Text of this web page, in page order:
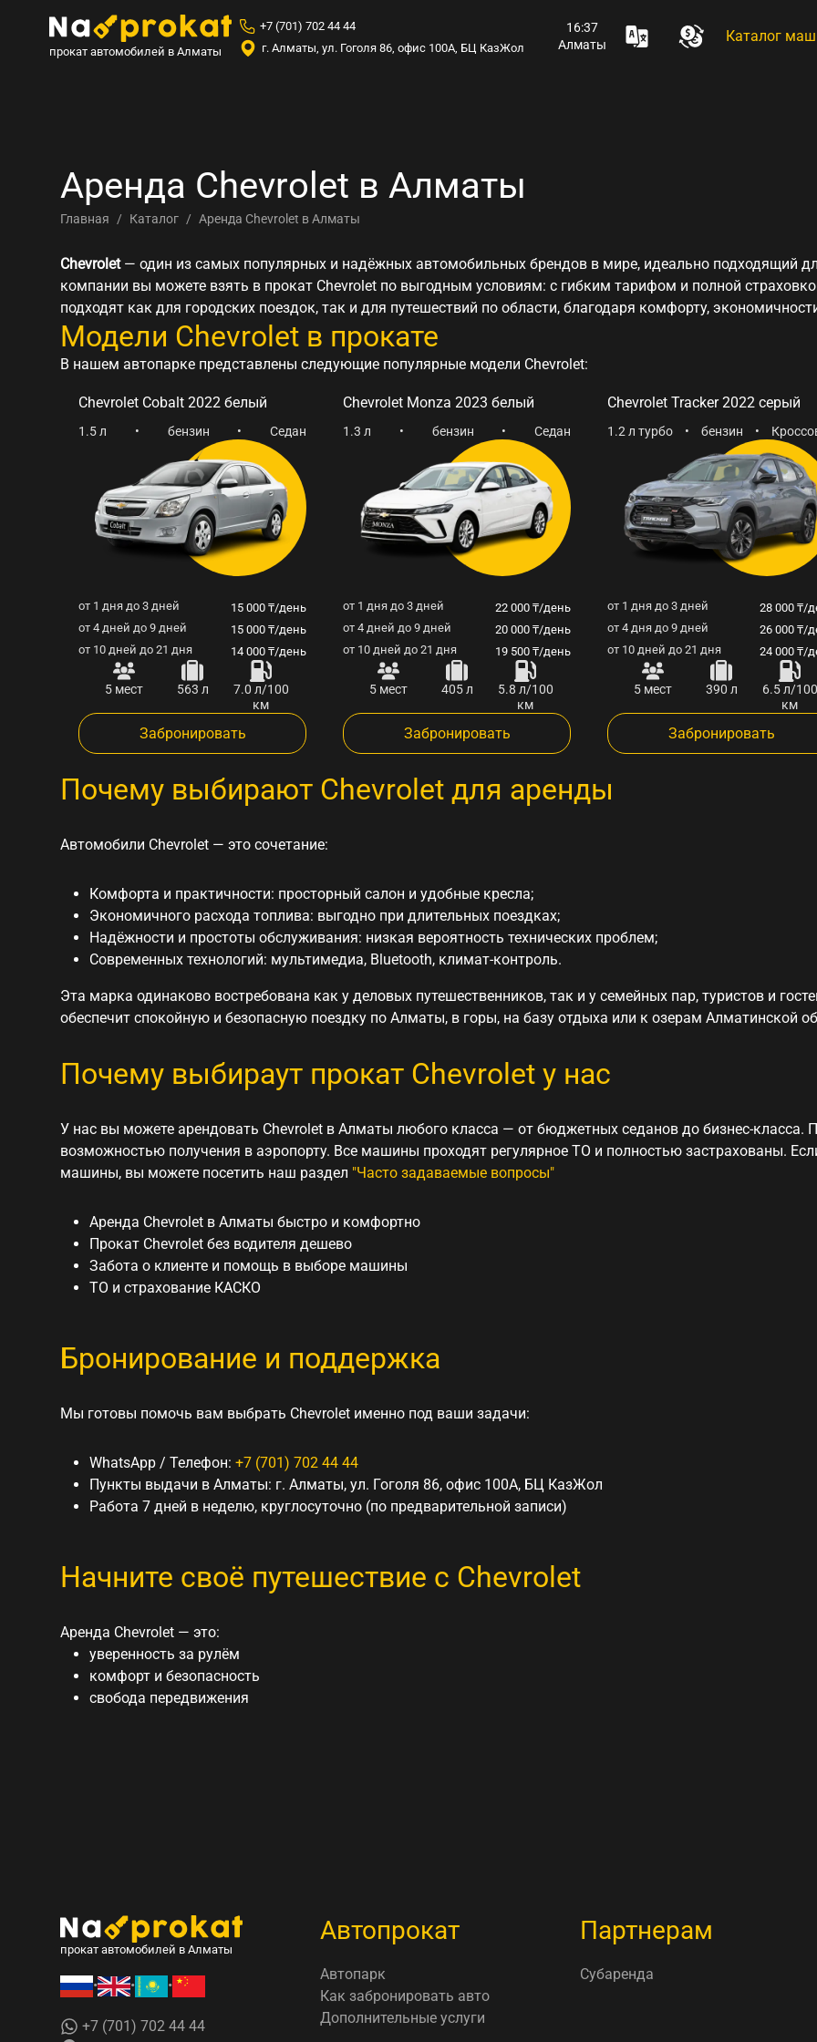
прокат автомобилей в Алматы
+7 (701) 702 44 44
г. Алматы, ул. Гоголя 86, офис 100А, БЦ КазЖол
16:37
Алматы
Каталог
Аренда Chevrolet в Алматы
Главная Каталог Аренда Chevrolet в Алматы
Chevrolet— один из самых популярных и надёжных автомобильных брендов в мире, идеально подходящий
компании вы можете взять в прокат Chevrolet по выгодным условиям: с гибким тарифом и полной
подходят как для городских поездок, так и для путешествий по области, благодаря комфорту,
Модели Chevrolet в прокате
В нашем автопарке представлены следующие популярные модели Chevrolet:
Chevrolet Cobalt 2022 белый
1.5 л • бензин • Седан
от 1 дня до 3 дней
15 000 ₸/день
от 4 дней до 9 дней
15 000 ₸/день
от 10 дней до 21 дня
14 000 ₸/день
5 мест 563 л
7.0 л/100
км
Забронировать
Chevrolet Monza 2023 белый
1.3 л • бензин • Седан
от 1 дня до 3 дней
22 000 ₸/день
от 4 дней до 9 дней
20 000 ₸/день
от 10 дней до 21 дня
19 500 ₸/день
5 мест 405 л
5.8 л/100
км
Забронировать
Chevrolet Tracker 2022 серый
1.2 л турбо • бензин •
от 1 дня до 3 дней
28 000 ₸/
от 4 дня до 9 дней
26 000 ₸/
от 10 дней до 21 дня
24 000 ₸/
5 мест 390 л
6.5 л/100
км
Забронировать
Почему выбирают Chevrolet для аренды
Автомобили Chevrolet — это сочетание:
Комфорта и практичности: просторный салон и удобные кресла;
Экономичного расхода топлива: выгодно при длительных поездках;
Надёжности и простоты обслуживания: низкая вероятность технических проблем;
Современных технологий: мультимедиа, Bluetooth, климат-контроль.
Эта марка одинаково востребована как у деловых путешественников, так и у семейных пар, туристов и
обеспечит спокойную и безопасную поездку по Алматы, в горы, на базу отдыха или к озерам Алматинской
Почему выбираут прокат Chevrolet у нас
У нас вы можете арендовать Chevrolet в Алматы любого класса — от бюджетных седанов до бизнес-класса.
возможностью получения в аэропорту. Все машины проходят регулярное ТО и полностью застрахованы.
машины, вы можете посетить наш раздел "Часто задаваемые вопросы"
Аренда Chevrolet в Алматы быстро и комфортно
Прокат Chevrolet без водителя дешево
Забота о клиенте и помощь в выборе машины
ТО и страхование КАСКО
Бронирование и поддержка
Мы готовы помочь вам выбрать Chevrolet именно под ваши задачи:
WhatsApp / Телефон: +7 (701) 702 44 44
Пункты выдачи в Алматы: г. Алматы, ул. Гоголя 86, офис 100А, БЦ КазЖол
Работа 7 дней в неделю, круглосуточно (по предварительной записи)
Начните своё путешествие с Chevrolet
Аренда Chevrolet — это:
уверенность за рулём
комфорт и безопасность
свобода передвижения
прокат автомобилей в Алматы
• • •
+7 (701) 702 44 44
Автопрокат
Автопарк
Как забронировать авто
Дополнительные услуги
Партнерам
Субаренда